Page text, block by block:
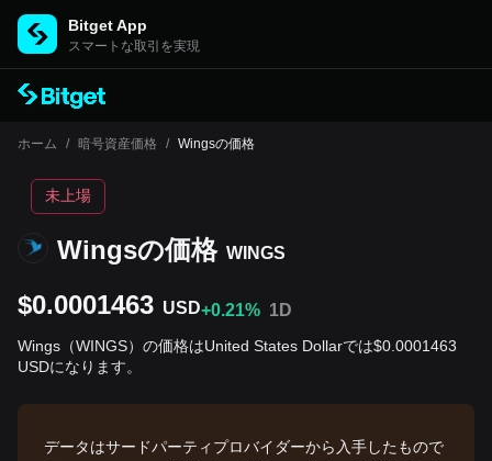
Bitget App
スマートな取引を実現
ホーム / 暗号資産価格 / Wingsの価格
Wingsの‌価格 WINGS
未上場
$0.0001463 USD+0.21% 1D
Wings（WINGS）の価格はUnited States Dollarでは$0.0001463
USDになります。
データはサードパーティプロバイダーから入手したもので